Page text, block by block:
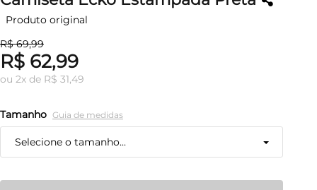
Produto original
R$ 69,99
R$ 62,99
ou 2x de R$ 31,49
Tamanho Guia de medidas
Selecione o tamanho...